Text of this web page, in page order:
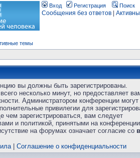
Вход Регистрация Поиск
Сообщения без ответов
темы
вы должны быть зарегистрированы.
несколько минут, но предоставляет
Администратором конференции
привилегии для
чем зарегистрироваться, вам следует
и политикой, принятыми на
на форумах означает согласие со
| Соглашение о конфиденциальности